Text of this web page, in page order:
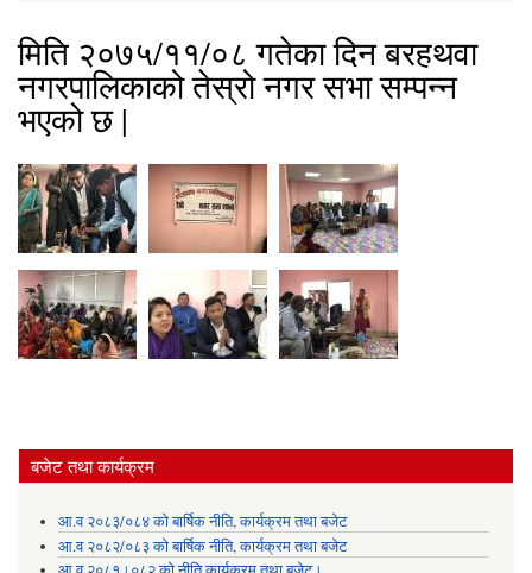
मिति २०७५/११/०८ गतेका दिन बरहथवा
नगरपालिकाको तेस्रो नगर सभा सम्पन्न
भएको छ |
बजेट तथा कार्यक्रम
आ.व २०८३/०८४ को बार्षिक नीति, कार्यक्रम तथा बजेट
आ.व २०८२/०८३ को बार्षिक नीति, कार्यक्रम तथा बजेट